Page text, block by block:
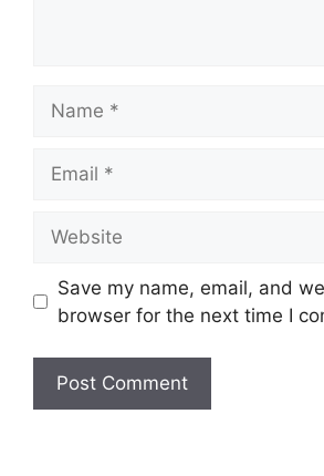
Save my name, email, and
browser for the next time I